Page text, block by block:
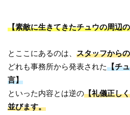
【素敵に生きてきたチュウの周辺
とここにあるのは、スタッフから
どれも事務所から発表された【チ
言】
といった内容とは逆の【礼儀正し
並びます。